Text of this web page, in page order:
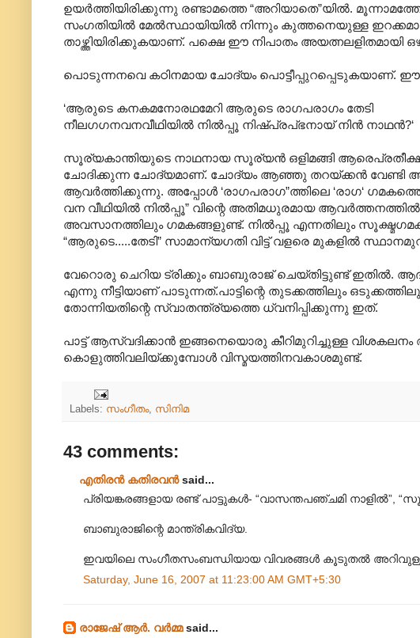
ഉയര്‍ത്തിയിരിക്കുന്നു രണ്ടാമത്തെ “അറിയാതെ”യില്‍.
സംഗതിയില്‍ മേല്‍സ്ഥായിയില്‍ നിന്നും കുത്തനെയുള്ള
താഴ്ത്തിയിരിക്കുകയാണ്. പക്ഷെ ഈ നിപാതം
പൊടുന്നനവെ കഠിനമായ ചോദ്യം പൊട്ടീപ്പുറപ്പെടുകയാണ്.
‘ആരുടെ കനകമനോരഥമേറി ആരുടെ രാഗപരാഗം തേടി
നീലഗഗനവനവീഥിയില്‍ നില്‍പ്പൂ നിഷ്പ്രപ്ഭനായ് നിന്‍ നാഥന്‍?‘
സൂര്യകാന്തിയുടെ നാഥനായ സൂര്യന്‍ ഒളിമങ്ങി
ചോദിക്കുന്ന ചോദ്യമാണ്. ചോദ്യം ആഞ്ഞു തറയ്ക്കന്‍ വേണ്ടി
ആവര്‍ത്തിക്കുന്നു. അപ്പോള്‍ ‘രാഗപരാഗ”ത്തിലെ ‘രാഗ‍‘
വന വീഥിയില്‍‍ നില്‍പ്പൂ” വിന്റെ അതിമധുരമായ
അവസാനത്തിലും ഗമകങ്ങളുണ്ട്. നില്‍പ്പൂ എന്നതിലും സൂക്ഷ്മഗമകം
“ആരുടെ.....തേടി” സാമാന്യഗതി വിട്ട് വളരെ മുകളില്‍
വേറൊരു ചെറിയ ട്രിക്കും ബാബുരാജ് ചെയ്തിട്ടുണ്ട് ഇതില്‍.
എന്നു നീട്ടിയാണ് പാടുന്നത്.പാട്ടിന്റെ തുടക്കത്തിലും
തോന്നിയതിന്റെ സ്വാതന്ത്ര്യത്തെ ധ്വനിപ്പിക്കുന്നു ഇത്.
പാട്ട് ആസ്വദിക്കാന്‍ ഇങ്ങനെയൊരു കീറിമുറിച്ചുള്ള
കൊളുത്തിവലിയ്ക്കുമ്പോള്‍ വിസ്മയത്തിനവകാശമുണ്ട്.
Labels: സംഗീതം, സിനിമ
43 comments:
എതിരന്‍ കതിരവന്‍said...
പ്രിയങ്കരങ്ങളായ രണ്ട് പാട്ടുകള്‍- “വാസന്തപഞ്ചമി നാളില്‍”,
ബാബുരാജിന്റെ മാന്ത്രികവിദ്യ.
ഇവയിലെ സംഗീതസംബന്ധിയായ വിവരങ്ങള്‍ കൂടുതല്‍
Saturday, June 16, 2007 at 11:23:00 AM GMT+5:30
രാജേഷ് ആർ. വർമ്മsaid...